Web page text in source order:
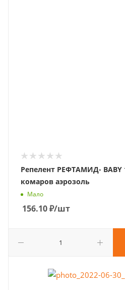
Репелент РЕФТАМИД-
комаров аэрозоль
Мало
156.10₽/шт